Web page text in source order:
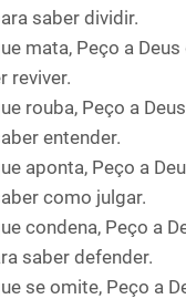
saber dividir.
mata, Peço a
reviver.
rouba, Peço a
entender.
aponta, Peço a
como julgar.
condena, Peço a
saber defender.
se omite, Peço a